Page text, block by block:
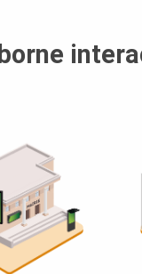
borne